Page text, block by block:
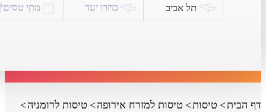
השכרת
רכב
תל אביב בחרו יעד מתי
דף הבית טיסות טיסות למזרח אירופה
טיסות לרומניה